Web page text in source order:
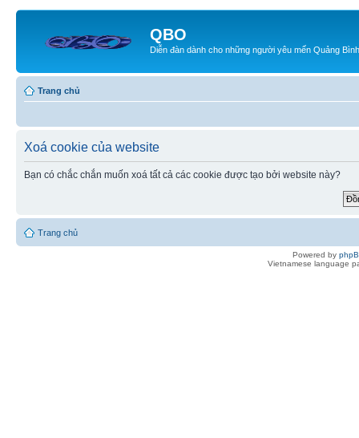
QBO
Diễn đàn dành cho những người yêu mến Quảng Bình
Trang chủ
Xoá cookie của website
Bạn có chắc chắn muốn xoá tất cả các cookie được tạo bởi website này?
Trang chủ
Powered by
Vietnamese language